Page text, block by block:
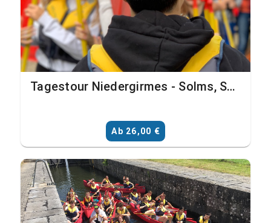
Tagestour Niedergirmes - Solms, Schohleck (Bildungsinstitutionen mit Transfer)
Ab 26,00 €